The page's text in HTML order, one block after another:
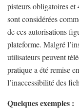
pisteurs obligatoires et
sont considérées
de ces autorisations
plateforme. Malgré
utilisateurs peuvent
pratique a été remise
l’inaccessibilité des
Quelques exemples :